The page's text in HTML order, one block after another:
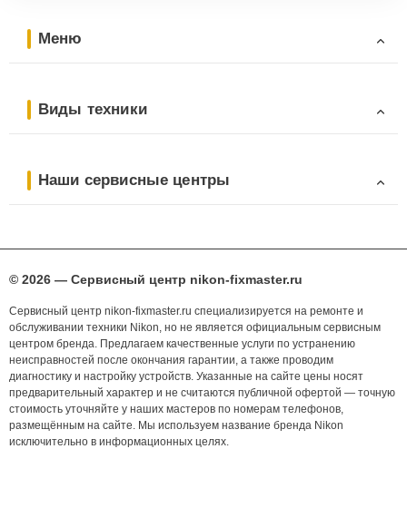
Меню
Виды техники
Наши сервисные центры
© 2026 — Сервисный центр nikon-fixmaster.ru
Сервисный центр nikon-fixmaster.ru специализируется на ремонте и
обслуживании техники Nikon, но не является официальным сервисным
центром бренда. Предлагаем качественные услуги по устранению
неисправностей после окончания гарантии, а также проводим
диагностику и настройку устройств. Указанные на сайте цены носят
предварительный характер и не считаются публичной офертой — точную
стоимость уточняйте у наших мастеров по номерам телефонов,
размещённым на сайте. Мы используем название бренда Nikon
исключительно в информационных целях.